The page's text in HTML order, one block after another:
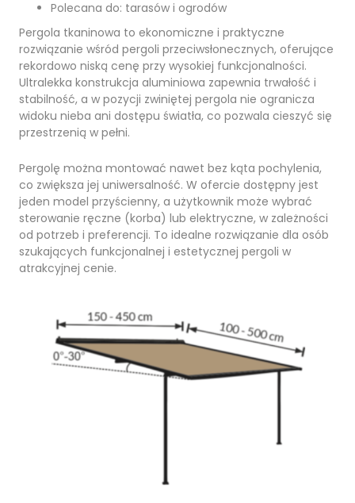
Polecana do: tarasów i ogrodów
Pergola tkaninowa to ekonomiczne i praktyczne
rozwiązanie wśród pergoli przeciwsłonecznych, oferujące
rekordowo niską cenę przy wysokiej funkcjonalności.
Ultralekka konstrukcja aluminiowa zapewnia trwałość i
stabilność, a w pozycji zwiniętej pergola nie ogranicza
widoku nieba ani dostępu światła, co pozwala cieszyć się
przestrzenią w pełni.
Pergolę można montować nawet bez kąta pochylenia,
co zwiększa jej uniwersalność. W ofercie dostępny jest
jeden model przyścienny, a użytkownik może wybrać
sterowanie ręczne (korba) lub elektryczne, w zależności
od potrzeb i preferencji. To idealne rozwiązanie dla osób
szukających funkcjonalnej i estetycznej pergoli w
atrakcyjnej cenie.